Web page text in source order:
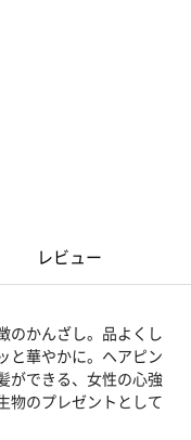
レビュー
のかんざし。品よくし
と華やかに。ヘアピン
ができる、女性の心強
物のプレゼントとして